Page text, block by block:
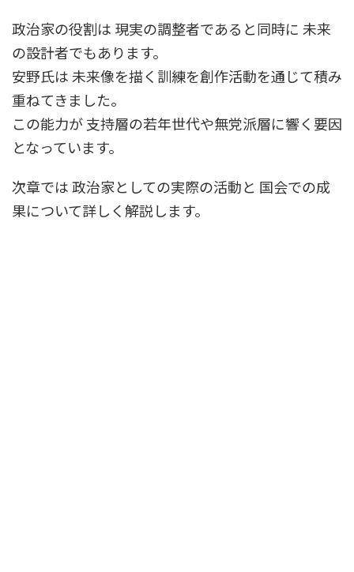
政治家の役割は 現実の調整者であると同時に 未来
の設計者でもあります。
安野氏は 未来像を描く訓練を創作活動を通じて積み
重ねてきました。
この能力が 支持層の若年世代や無党派層に響く要因
となっています。
次章では 政治家としての実際の活動と 国会での成
果について詳しく解説します。